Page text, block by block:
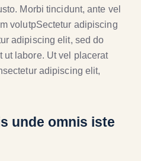
Morbi tincidunt, ante vel
volutpSectetur adipiscing
adipiscing elit, sed do
ut labore. Ut vel placerat
adipiscing elit,
unde omnis iste